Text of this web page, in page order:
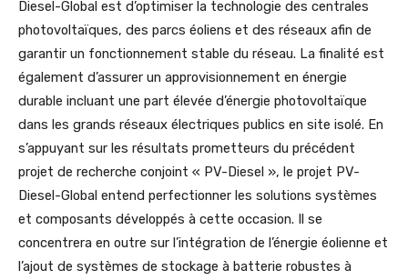
Diesel-Global est d’optimiser la technologie des centrales
photovoltaïques, des parcs éoliens et des réseaux afin de
garantir un fonctionnement stable du réseau. La finalité est
également d’assurer un approvisionnement en énergie
durable incluant une part élevée d’énergie photovoltaïque
dans les grands réseaux électriques publics en site isolé. En
s’appuyant sur les résultats prometteurs du précédent
projet de recherche conjoint « PV-Diesel », le projet PV-
Diesel-Global entend perfectionner les solutions systèmes
et composants développés à cette occasion. Il se
concentrera en outre sur l’intégration de l’énergie éolienne et
l’ajout de systèmes de stockage à batterie robustes à